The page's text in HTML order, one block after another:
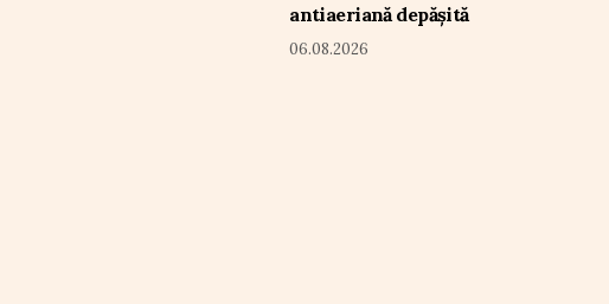
antiaeriană depășită
06.08.2026